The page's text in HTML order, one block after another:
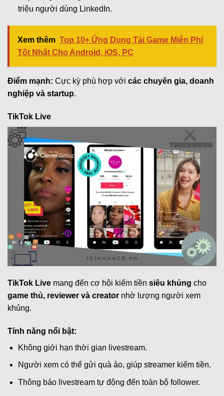
triệu người dùng LinkedIn.
Xem thêm Top 10+ Ứng Dụng Tải Game Miễn Phí
Tốt Nhất Cho Android, iOS, PC
Điểm mạnh: Cực kỳ phù hợp với các chuyên gia, doanh
nghiệp và startup.
TikTok Live
TikTok Live mang đến cơ hội kiếm tiền siêu khủng cho
game thủ, reviewer và creator nhờ lượng người xem
khủng.
Tính năng nổi bật:
Không giới hạn thời gian livestream.
Người xem có thể gửi quà ảo, giúp streamer kiếm tiền.
Thông báo livestream tự động đến toàn bộ follower.